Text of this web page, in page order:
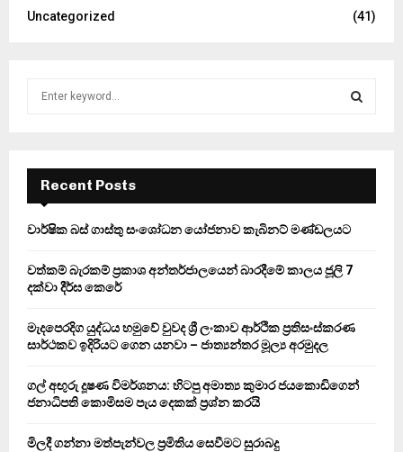
Uncategorized
(41)
f
r
E
A
Recent Posts
වාර්ෂික බස් ගාස්තු සංශෝධන යෝජනාව කැබිනට් මණ්ඩලයට
වත්කම් බැරකම් ප්‍රකාශ අන්තර්ජාලයෙන් බාරදීමේ කාලය ජූලි 7
දක්වා දීර්ඝ කෙරේ
මැදපෙරදිග යුද්ධය හමුවේ වුවද ශ්‍රී ලංකාව ආර්ථික ප්‍රතිසංස්කරණ
සාර්ථකව ඉදිරියට ගෙන යනවා – ජාත්‍යන්තර මූල්‍ය අරමුදල
ගල් අඟුරු දූෂණ විමර්ශනය: හිටපු අමාත්‍ය කුමාර ජයකොඩිගෙන්
ජනාධිපති කොමිසම පැය දෙකක් ප්‍රශ්න කරයි
මිලදී ගන්නා මත්පැන්වල ප්‍රමිතිය සෙවීමට සුරාබදු